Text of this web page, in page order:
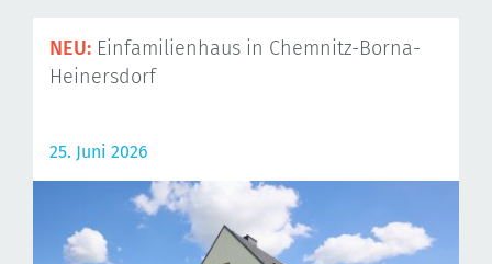
NEU: Einfamilienhaus in Chemnitz-Borna-
Heinersdorf
25. Juni 2026